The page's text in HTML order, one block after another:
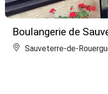
Boulangerie de
Sauveterre-de-